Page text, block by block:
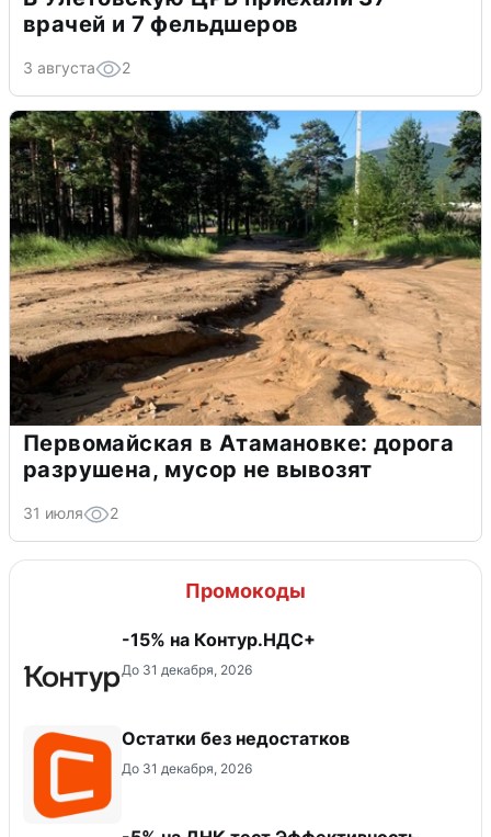
врачей и 7 фельдшеров
3 августа 2
Первомайская в Атамановке: дорога
разрушена, мусор не вывозят
31 июля 2
Промокоды
-15% на Контур.НДС+
До 31 декабря, 2026
Остатки без недостатков
До 31 декабря, 2026